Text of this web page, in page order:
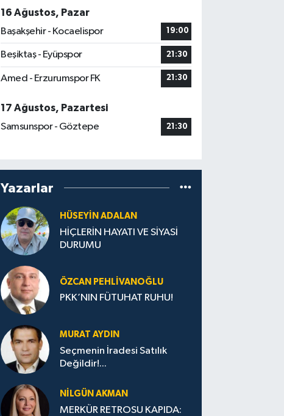
16 Ağustos, Pazar
Başakşehir - Kocaelispor
19:00
Beşiktaş - Eyüpspor 21:30
Amed - Erzurumspor FK 21:30
17 Ağustos, Pazartesi
Samsunspor - Göztepe
21:30
Yazarlar
HÜSEYIN ADALAN
HİÇLERİN HAYATI VE SİYASİ
DURUMU
ÖZCAN PEHLIVANOĞLU
PKK’NIN FÜTUHAT RUHU!
MURAT AYDIN
Seçmenin İradesi Satılık
Değildir!...
NILGÜN AKMAN
MERKÜR RETROSU KAPIDA: